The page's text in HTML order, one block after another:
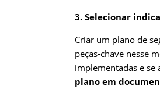
3. Selecionar
Criar um plano de
peças-chave nesse
implementadas e se
plano em